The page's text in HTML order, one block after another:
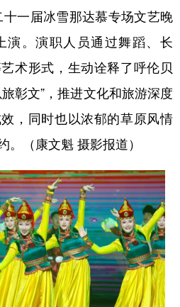
河北 山西
上海 江苏
福建 江西
湖北 湖南
海南 重庆
云南 西藏
青海 宁夏
黑龙江
一届冰雪那达慕专场文艺晚
演。演职人员通过舞蹈、长
术形式，生动诠释了呼伦贝
彰文”，推进文化和旅游深度
，同时也以浓郁的草原风情
。（康文魁 摄影报道）